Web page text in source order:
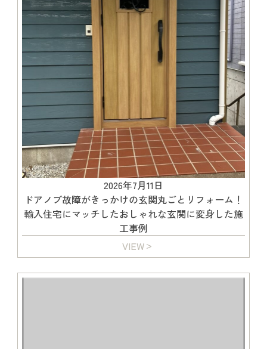
2026年7月11日
ドアノブ故障がきっかけの玄関丸ごとリフォーム！
輸入住宅にマッチしたおしゃれな玄関に変身した施
工事例
VIEW